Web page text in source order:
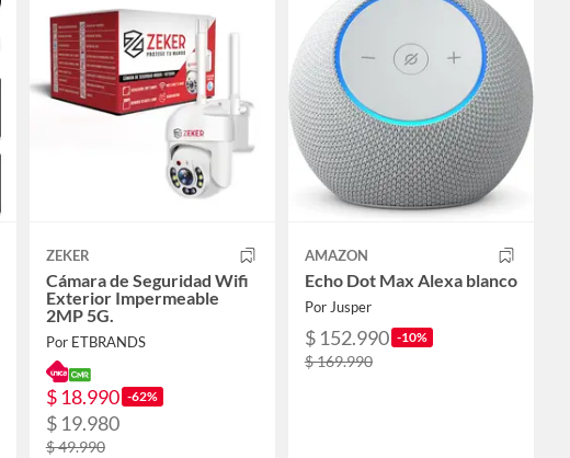
ZEKER
Cámara de Seguridad Wifi
Exterior Impermeable
2MP 5G.
Por ETBRANDS
$ 18.990 -62%
$ 19.980
$ 49.990
AMAZON
Echo Dot Max Alexa blanco
Por Jusper
$ 152.990 -10%
$ 169.990